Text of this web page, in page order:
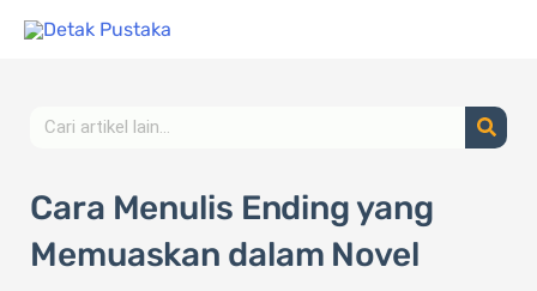
Lewati
Search
Cara Menulis Ending yang
Memuaskan dalam Novel